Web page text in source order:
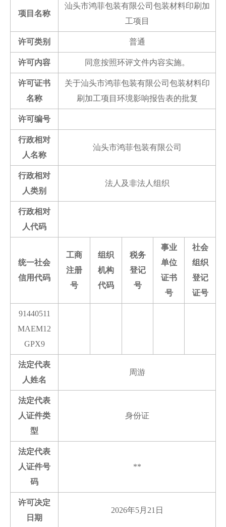
项目名称
汕头市鸿菲包装有限公司包装材料印刷加
工项目
许可类别 普通
许可内容 同意按照环评文件内容实施。
许可证书
名称
关于汕头市鸿菲包装有限公司包装材料印
刷加工项目环境影响报告表的批复
许可编号
行政相对
人名称
汕头市鸿菲包装有限公司
行政相对
人类别
法人及非法人组织
行政相对
人代码
统一社会
信用代码
工商
注册
号
组织
机构
代码
税务
登记
号
事业
单位
证书
号
社会
组织
登记
证号
91440511
MAEM12
GPX9
法定代表
人姓名
周游
法定代表
人证件类
型
身份证
法定代表
人证件号
码
**
许可决定
日期
2026年5月21日